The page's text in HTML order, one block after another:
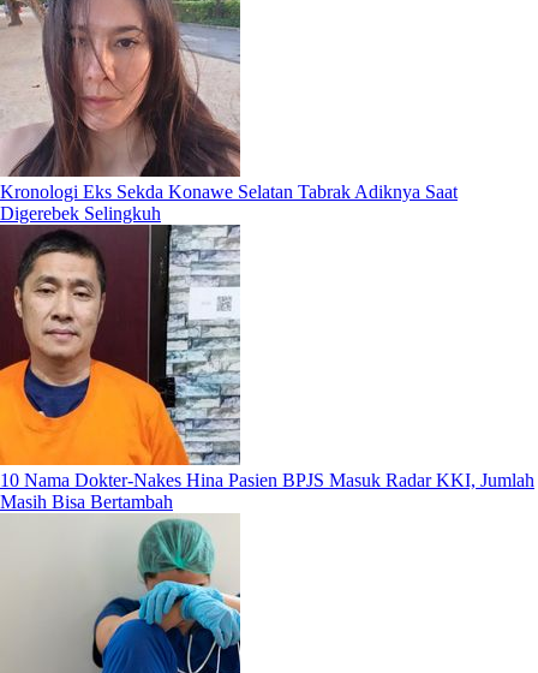
Kronologi Eks Sekda Konawe Selatan Tabrak Adiknya Saat
Digerebek Selingkuh
10 Nama Dokter-Nakes Hina Pasien BPJS Masuk Radar KKI, Jumlah
Masih Bisa Bertambah